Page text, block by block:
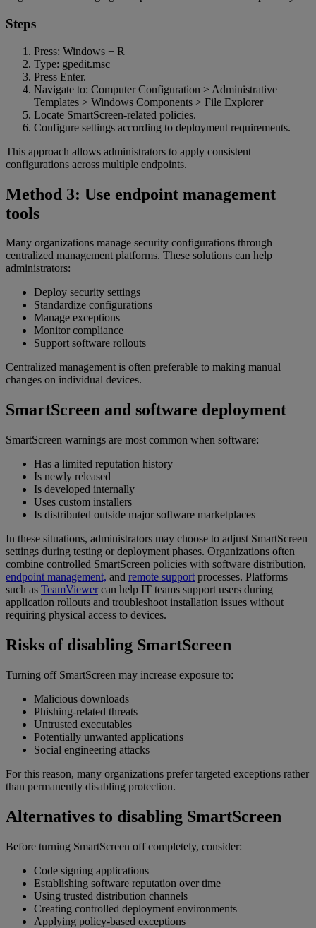
Steps
Press: Windows + R
Type: gpedit.msc
Press Enter.
Navigate to: Computer Configuration > Administrative
Templates > Windows Components > File Explorer
Locate SmartScreen-related policies.
Configure settings according to deployment requirements.
This approach allows administrators to apply consistent
configurations across multiple endpoints.
Method 3: Use endpoint management
tools
Many organizations manage security configurations through
centralized management platforms. These solutions can help
administrators:
Deploy security settings
Standardize configurations
Manage exceptions
Monitor compliance
Support software rollouts
Centralized management is often preferable to making manual
changes on individual devices.
SmartScreen and software deployment
SmartScreen warnings are most common when software:
Has a limited reputation history
Is newly released
Is developed internally
Uses custom installers
Is distributed outside major software marketplaces
In these situations, administrators may choose to adjust SmartScreen
settings during testing or deployment phases. Organizations often
combine controlled SmartScreen policies with software distribution,
endpoint management, and remote support processes. Platforms
such as TeamViewercan help IT teams support users during
application rollouts and troubleshoot installation issues without
requiring physical access to devices.
Risks of disabling SmartScreen
Turning off SmartScreen may increase exposure to:
Malicious downloads
Phishing-related threats
Untrusted executables
Potentially unwanted applications
Social engineering attacks
For this reason, many organizations prefer targeted exceptions rather
than permanently disabling protection.
Alternatives to disabling SmartScreen
Before turning SmartScreen off completely, consider:
Code signing applications
Establishing software reputation over time
Using trusted distribution channels
Creating controlled deployment environments
Applying policy-based exceptions